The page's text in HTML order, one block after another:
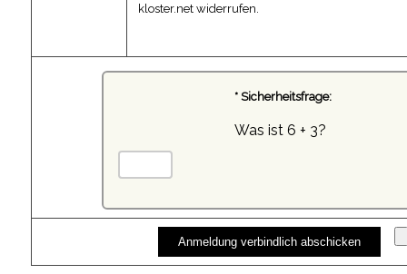
kloster.netwiderrufen.
* Sicherheitsfrage:
Was ist 6 + 3?